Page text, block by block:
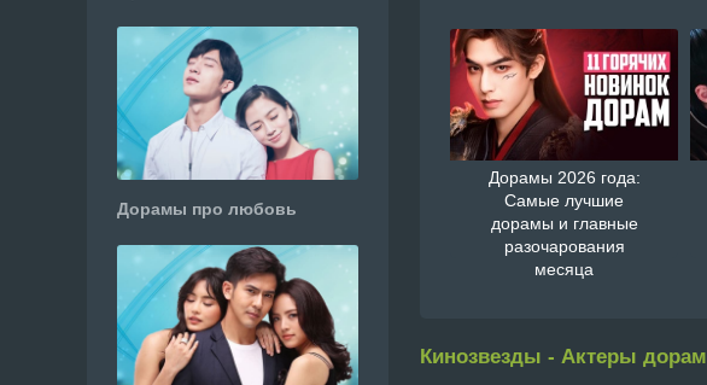
Дорамы 2026 года:
Самые лучшие
дорамы и главные
разочарования
месяца
Кинозвезды - Актеры дорам
Дорамы про любовь